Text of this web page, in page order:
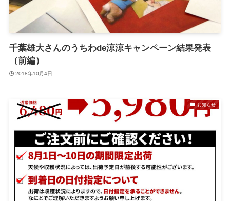
千葉雄大さんのうちわde涼涼キャンペーン結果発表
（前編）
2018年10月4日
お知らせ